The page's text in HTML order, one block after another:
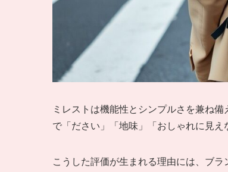
ミレストは機能性とシンプルさを兼ね
で「ださい」「地味」「おしゃれに見え
こうした評価が生まれる理由には、ブ